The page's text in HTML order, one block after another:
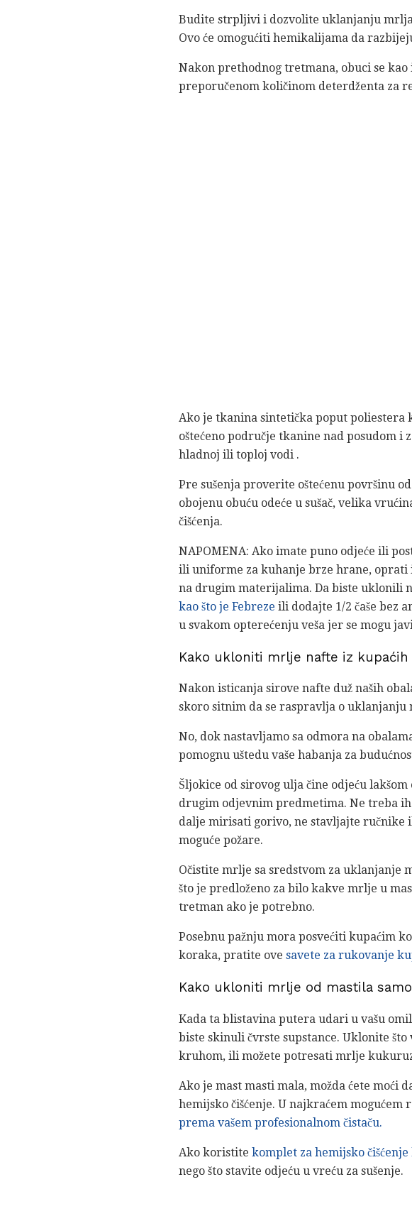
Budite strpljivi i dozvolite uklanjanju
Ovo će omogućiti hemikalijama da
Nakon prethodnog tretmana, obuci se kao
preporučenom količinom deterdženta za
Ako je tkanina sintetička poput poliestera
oštećeno područje tkanine nad posudom
hladnoj ili toploj vodi .
Pre sušenja proverite oštećenu površinu
obojenu obuću odeće u sušač, velika
čišćenja.
NAPOMENA: Ako imate puno odjeće ili
ili uniforme za kuhanje brze hrane, oprati
na drugim materijalima. Da biste uklonili
kao što je Febreze ili dodajte 1/2 čaše bez
u svakom opterećenju veša jer se mogu
Kako ukloniti mrlje nafte iz
Nakon isticanja sirove nafte duž naših
skoro sitnim da se raspravlja o uklanjanju
No, dok nastavljamo sa odmora na
pomognu uštedu vaše habanja za
Šljokice od sirovog ulja čine odjeću
drugim odjevnim predmetima. Ne treba
dalje mirisati gorivo, ne stavljajte ručnike
moguće požare.
Očistite mrlje sa sredstvom za uklanjanje
što je predloženo za bilo kakve mrlje u
tretman ako je potrebno.
Posebnu pažnju mora posvećiti kupaćim
koraka, pratite ove savete za rukovanje
Kako ukloniti mrlje od mastila
Kada ta blistavina putera udari u vašu
biste skinuli čvrste supstance. Uklonite
kruhom, ili možete potresati mrlje
Ako je mast masti mala, možda ćete moći
hemijsko čišćenje. U najkraćem
prema vašem profesionalnom čistaču.
Ako koristite komplet za hemijsko čišćenje
nego što stavite odjeću u vreću za sušenje.